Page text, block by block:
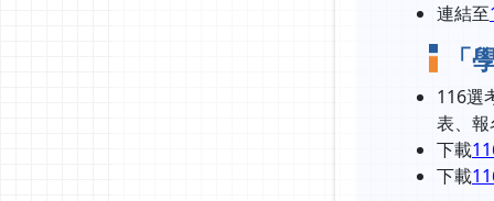
連結至
「
116選
表、
下載
下載